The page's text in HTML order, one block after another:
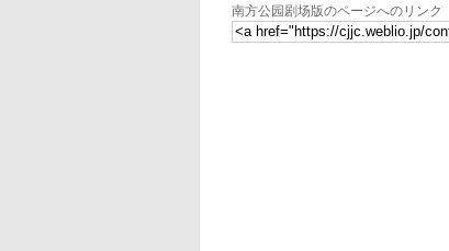
南方公园剧场版のページへのリンク